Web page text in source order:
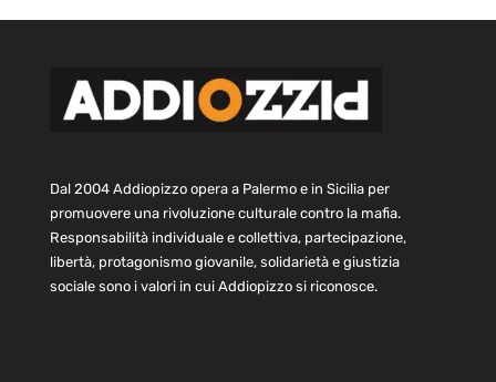
Dal 2004 Addiopizzo opera a Palermo e in Sicilia per
promuovere una rivoluzione culturale contro la mafia.
Responsabilità individuale e collettiva, partecipazione,
libertà, protagonismo giovanile, solidarietà e giustizia
sociale sono i valori in cui Addiopizzo si riconosce.